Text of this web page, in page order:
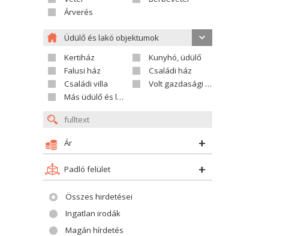
Árverés
Üdülő és lakó objektumok
Kertiház
Kunyhó, üdülő
Falusi ház
Családi ház
Családi villa
Volt gazdasági település
Más üdülő és lakó objektumok
Ár
Padló felület
Összes hirdetései
Ingatlan irodák
Magán hírdetés